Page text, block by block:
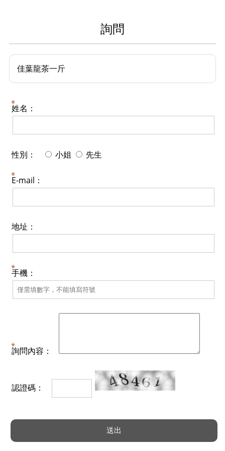
詢問
佳葉龍茶一斤
姓名：
性別： 小姐 先生
E-mail：
地址：
手機：
詢問內容：
認證碼：